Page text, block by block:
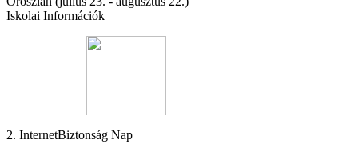
Iskolai Információk
2. InternetBiztonság Nap